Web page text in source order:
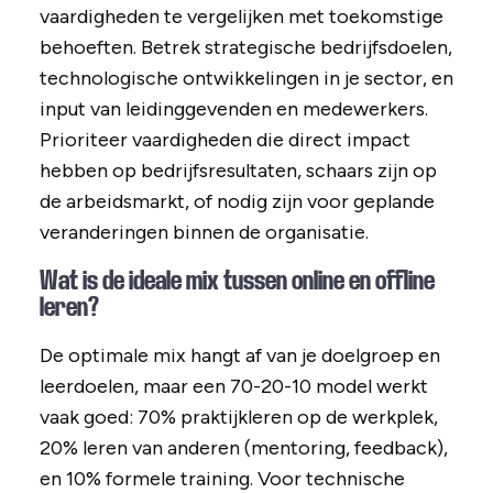
vaardigheden te vergelijken met toekomstige
behoeften. Betrek strategische bedrijfsdoelen,
technologische ontwikkelingen in je sector, en
input van leidinggevenden en medewerkers.
Prioriteer vaardigheden die direct impact
hebben op bedrijfsresultaten, schaars zijn op
de arbeidsmarkt, of nodig zijn voor geplande
veranderingen binnen de organisatie.
Wat is de ideale mix tussen online en offline
leren?
De optimale mix hangt af van je doelgroep en
leerdoelen, maar een 70-20-10 model werkt
vaak goed: 70% praktijkleren op de werkplek,
20% leren van anderen (mentoring, feedback),
en 10% formele training. Voor technische